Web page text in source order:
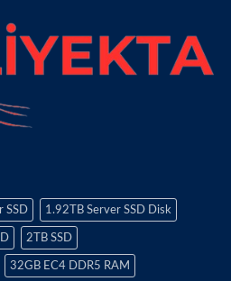
SSD 1.92TB Server SSD Disk
2TB SSD
32GB EC4 DDR5 RAM